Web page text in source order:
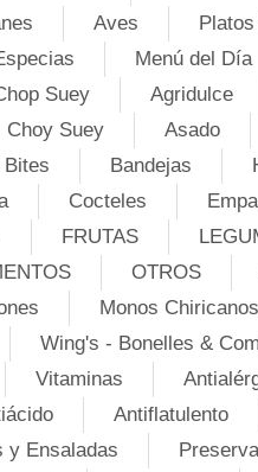
Aves
Menú del Día
Suey Agridulce
Choy Suey Asado
Bites Bandejas
Cocteles
FRUTAS
OTROS
Monos Chiricanos
Wing's - Bonelles &
Vitaminas
Antiflatulento
y Ensaladas